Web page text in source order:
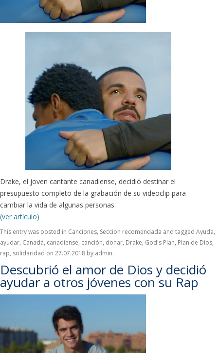
Drake, el joven cantante canadiense, decidió destinar el
presupuesto completo de la grabación de su videoclip para
cambiar la vida de algunas personas.
(ver artículo)
This entry was posted in Canciones, Seccion recomendada and tagged Ayuda,
ayudar, Canadá, canadiense, canción, donar, Drake, God's Plan, Plan de Dios,
rap, solidaridad on 27.07.2018 by admin.
Descubrió el amor de Dios y decidió
ayudar a otros jóvenes con su Rap